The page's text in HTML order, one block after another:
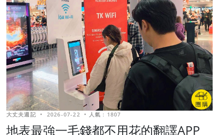
大丈夫週記 • 2026-07-22 • 人氣 : 1807
地表最強一毛錢都不用花的翻譯APP